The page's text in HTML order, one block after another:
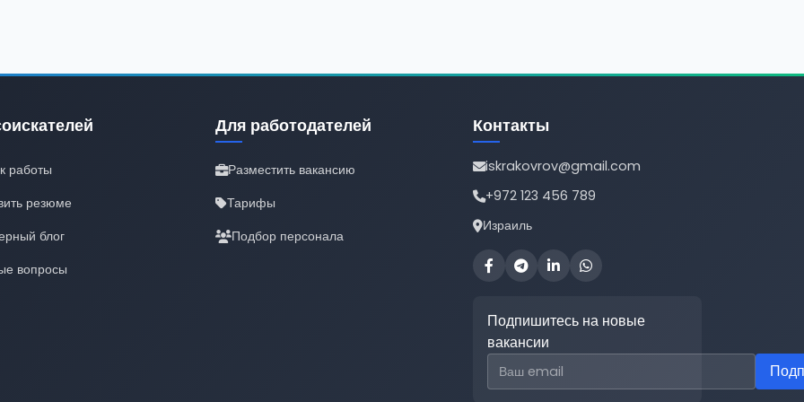
работы
резюме
блог
вопросы
Для работодателей
Разместить вакансию
Тарифы
Подбор персонала
Контакты
iskrakovrov@gmail.com
+972 123 456 789
Израиль
Подпишитесь на новые
вакансии
Email для подписки